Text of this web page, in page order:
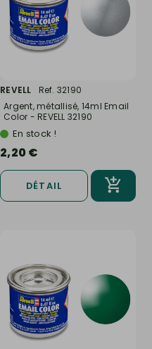
REVELL
Ref. 32190
Argent, métallisé, 14ml Email
Color - REVELL 32190
En stock !
2,20 €
DÉTAIL